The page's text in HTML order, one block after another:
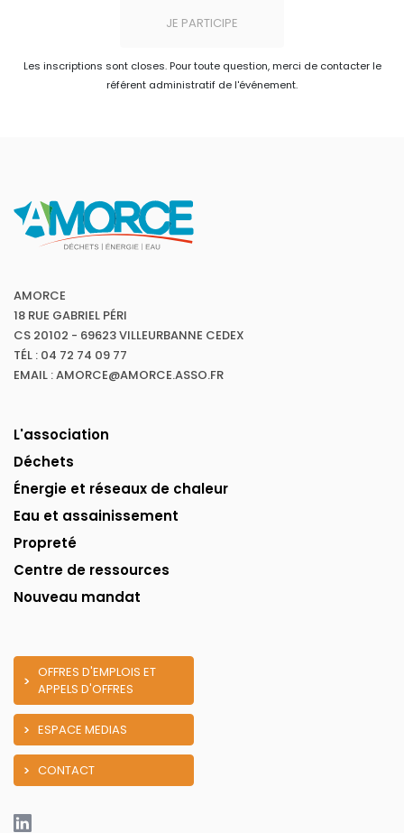
JE PARTICIPE
Les inscriptions sont closes. Pour toute question, merci de contacter le
référent administratif de l'événement.
AMORCE
18 RUE GABRIEL PÉRI
CS 20102 - 69623 VILLEURBANNE CEDEX
TÉL : 04 72 74 09 77
EMAIL : AMORCE@AMORCE.ASSO.FR
L'association
Déchets
Énergie et réseaux de chaleur
Eau et assainissement
Propreté
Centre de ressources
Nouveau mandat
OFFRES D'EMPLOIS ET
APPELS D'OFFRES
ESPACE MEDIAS
CONTACT